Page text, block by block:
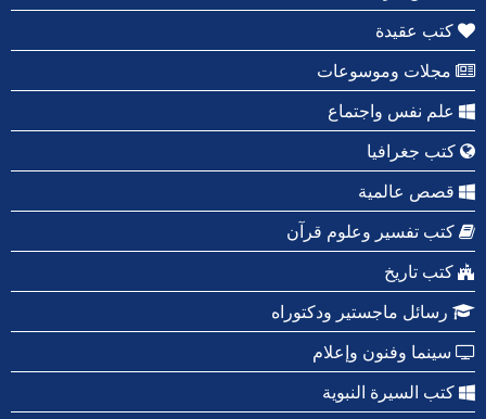
كتب عقيدة
مجلات وموسوعات
علم نفس واجتماع
كتب جغرافيا
قصص عالمية
كتب تفسير وعلوم قرآن
كتب تاريخ
رسائل ماجستير ودكتوراه
سينما وفنون وإعلام
كتب السيرة النبوية